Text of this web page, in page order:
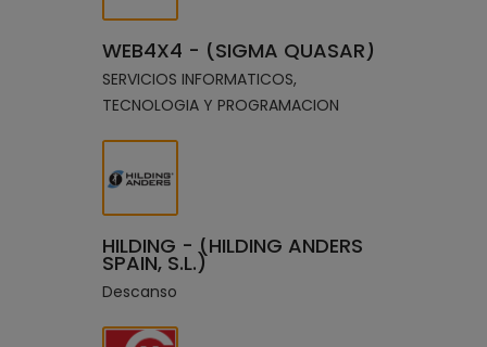
WEB4X4 - (SIGMA QUASAR)
SERVICIOS INFORMATICOS,
TECNOLOGIA Y PROGRAMACION
HILDING - (HILDING ANDERS
SPAIN, S.L.)
Descanso